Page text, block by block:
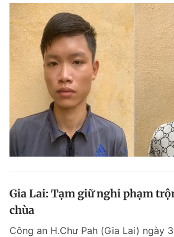
Gia Lai: Tạm giữ nghi phạm
chùa
Công an H.Chư Pah (Gia Lai) ngày